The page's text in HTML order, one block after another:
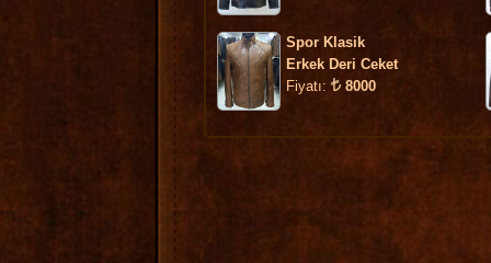
Spor Klasik
Erkek Deri Ceket
Fiyatı:
8000